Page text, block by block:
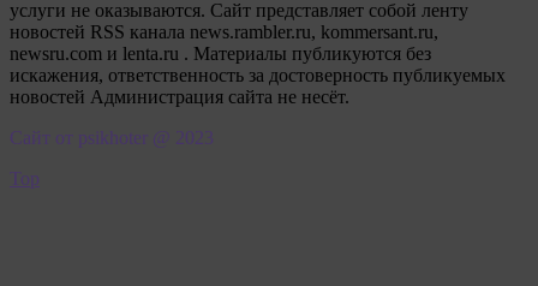
услуги не оказываются. Сайт представляет собой ленту
новостей RSS канала news.rambler.ru, kommersant.ru,
newsru.com и lenta.ru . Материалы публикуются без
искажения, ответственность за достоверность публикуемых
новостей Администрация сайта не несёт.
Сайт от psikhoter @ 2023
Top